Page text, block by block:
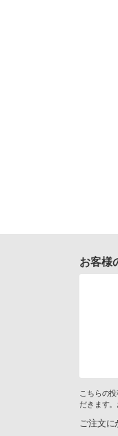
お客様
こちらの
だきます
ご注文